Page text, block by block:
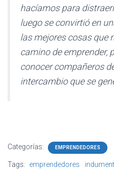
hacíamos para
luego se convirtió en
las mejores cosas que
camino de emprender,
conocer compañeros
intercambio que se
Categorías: EMPRENDEDORES
Tags: emprendedores